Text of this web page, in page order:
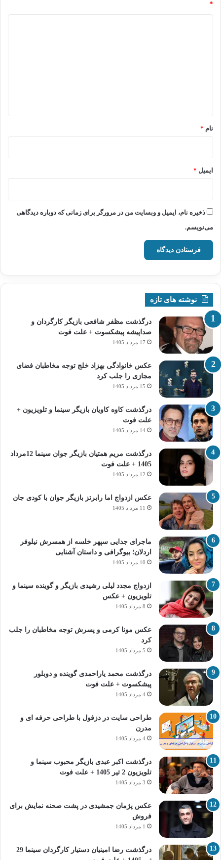
*
نام *
ایمیل *
ذخیره نام، ایمیل و وبسایت من در مرورگر برای زمانی که دوباره دیدگاهی
می‌نویسم.
نوشته های تازه
درگذشت مظفر شافعی بازیگر کارگردان و
صداپیشه پیشکسوت + علت فوت
17 مرداد 1405
عکس خانوادگی بهزاد خلج توجه مخاطبان فضای
مجازی را جلب کرد
15 مرداد 1405
درگذشت کاوه کاویان بازیگر سینما و تلویزیون +
علت فوت
14 مرداد 1405
درگذشت مریم همتیان بازیگر جوان سینما 12مرداد
1405 + علت فوت
12 مرداد 1405
عکس ازدواج اما رابرتز بازیگر جوان با کودی جان
11 مرداد 1405
ماجرای جدایی سپهر خلسه از همسرش نیلوفر
اردلان؛ بیوگرافی و داستان آشنایی
10 مرداد 1405
ازدواج مجدد لیلی رشیدی بازیگر و گوینده سینما و
تلویزیون + عکس
8 مرداد 1405
عکس مونا کرمی و پسرش توجه مخاطبان را جلب
کرد
5 مرداد 1405
درگذشت محمد یاراحمدی گوینده و دوبلور
پیشکسوت + علت فوت
4 مرداد 1405
طراحی سایت در دزفول با طراحی حرفه‌ ای و
مدرن
4 مرداد 1405
درگذشت اکبر عبدی بازیگر محبوب سینما و
تلویزیون 2 تیر 1405 + علت فوت
3 مرداد 1405
عکس پژمان جمشیدی در پشت صحنه نمایش برای
فروش
1 مرداد 1405
درگذشت رضا امینیان دستیار کارگردان سینما 29